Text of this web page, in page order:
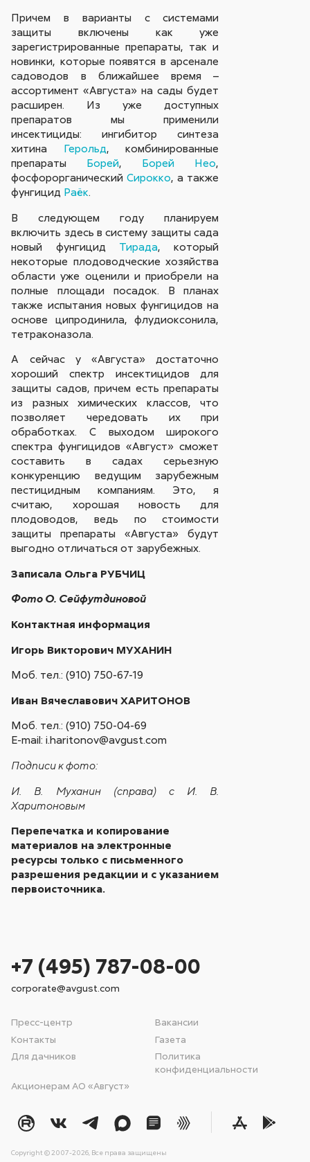
Причем в варианты с системами
защиты включены как уже
зарегистрированные препараты, так и
новинки, которые появятся в арсенале
садоводов в ближайшее время –
ассортимент «Августа» на сады будет
расширен. Из уже доступных
препаратов мы применили
инсектициды: ингибитор синтеза
хитина Герольд, комбинированные
препараты Борей, Борей Нео,
фосфорорганическийСирокко, а также
фунгицид Раёк.
В следующем году планируем
включить здесь в систему защиты сада
новый фунгицид Тирада, который
некоторые плодоводческие хозяйства
области уже оценили и приобрели на
полные площади посадок. В планах
также испытания новых фунгицидов на
основе ципродинила, флудиоксонила,
тетраконазола.
А сейчас у «Августа» достаточно
хороший спектр инсектицидов для
защиты садов, причем есть препараты
из разных химических классов, что
позволяет чередовать их при
обработках. С выходом широкого
спектра фунгицидов «Август» сможет
составить в садах серьезную
конкуренцию ведущим зарубежным
пестицидным компаниям. Это, я
считаю, хорошая новость для
плодоводов, ведь по стоимости
защиты препараты «Августа» будут
выгодно отличаться от зарубежных.
Записала Ольга РУБЧИЦ
Фото О. Сейфутдиновой
Контактная информация
Игорь Викторович МУХАНИН
Моб. тел.: (910) 750-67-19
Иван Вячеславович ХАРИТОНОВ
Моб. тел.: (910) 750-04-69
E-mail: i.haritonov@avgust.com
Подписи к фото:
И. В. Муханин (справа) с И. В.
Харитоновым
Перепечатка и копирование
материалов на электронные
ресурсы только с письменного
разрешения редакции и с указанием
первоисточника.
Пресс-центр
Вакансии
Контакты
Газета
Для дачников
Политика
конфиденциальности
Акционерам АО «Август»
+7 (495) 787-08-00
corporate@avgust.com
Copyright © 2007-2026, Все права защищены